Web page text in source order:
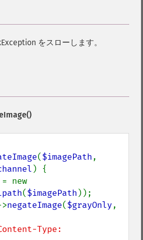
をスローします。
($imagePath
) {
($imagePath ));
negateImage($grayOnly
Type: